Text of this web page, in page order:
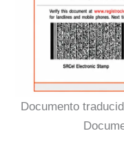
Documento